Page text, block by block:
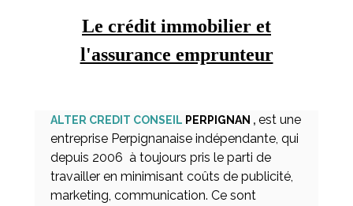
Le crédit immobilier et
l'assurance emprunteur
ALTER CREDIT CONSEIL PERPIGNAN , est une
entreprise Perpignanaise indépendante, qui
depuis 2006 à toujours pris le parti de
travailler en minimisant coûts de publicité,
marketing, communication. Ce sont